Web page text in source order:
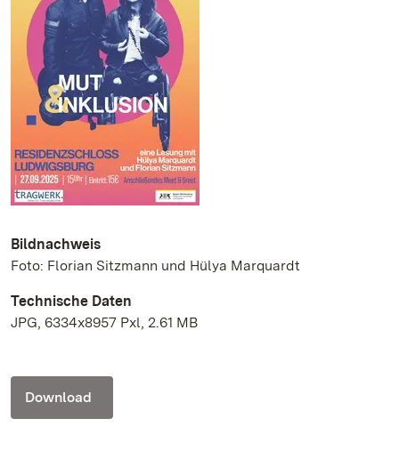
Bildnachweis
Foto: Florian Sitzmann und Hülya Marquardt
Technische Daten
JPG, 6334x8957 Pxl, 2.61 MB
Download